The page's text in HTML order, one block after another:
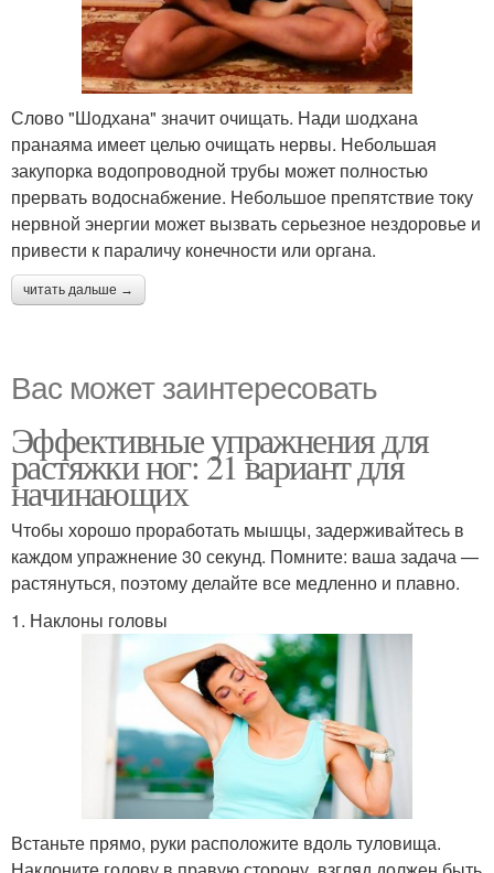
Слово "Шодхана" значит очищать. Нади шодхана
пранаяма имеет целью очищать нервы. Небольшая
закупорка водопроводной трубы может полностью
прервать водоснабжение. Небольшое препятствие току
нервной энергии может вызвать серьезное нездоровье и
привести к параличу конечности или органа.
читать дальше →
Вас может заинтересовать
Эффективные упражнения для
растяжки ног: 21 вариант для
начинающих
Чтобы хорошо проработать мышцы, задерживайтесь в
каждом упражнение 30 секунд. Помните: ваша задача —
растянуться, поэтому делайте все медленно и плавно.
1. Наклоны головы
Встаньте прямо, руки расположите вдоль туловища.